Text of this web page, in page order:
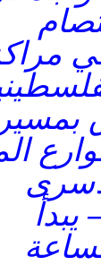
يبدأ